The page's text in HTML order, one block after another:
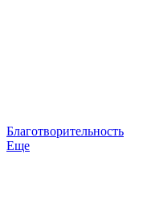
Благотворительность
Еще